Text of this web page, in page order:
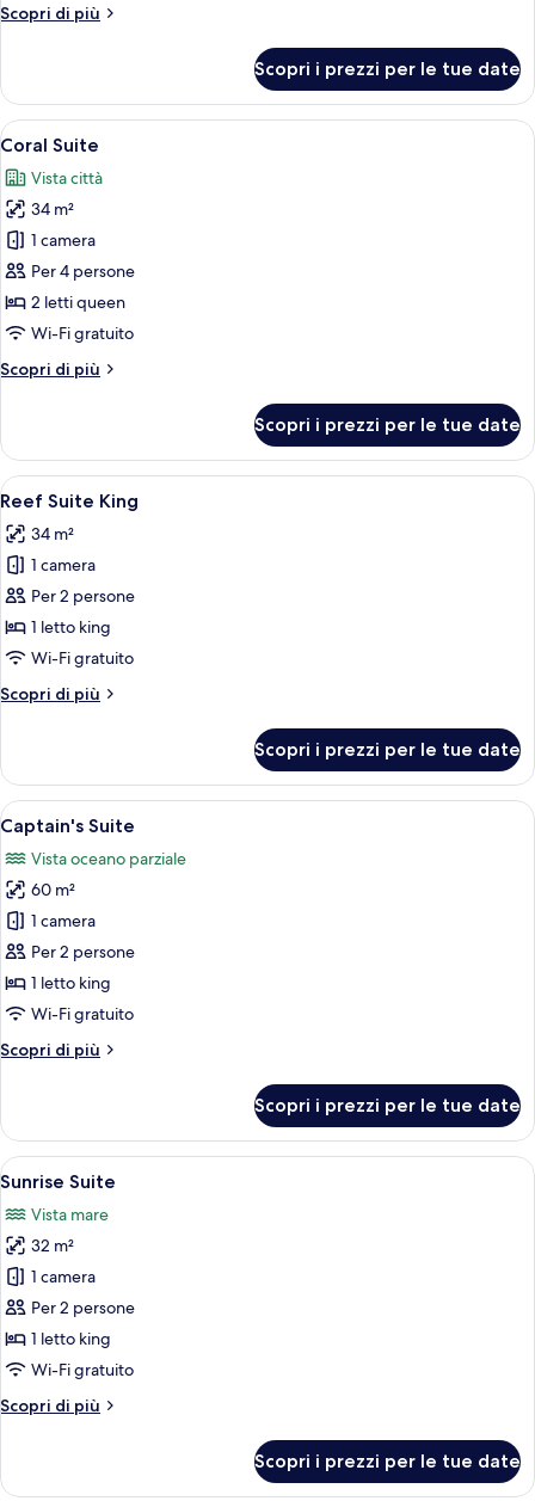
Scopri di più
Altri
Suite
King
Scopri i prezzi per le tue date
Apri
tutte
le
foto
per
Coral
Suite
Una camera d'albergo moderna
10
Coral Suite
Vista città
34 m²
1 camera
Per 4 persone
2 letti queen
Wi-Fi gratuito
Scopri di più
Altri
Suite
Scopri i prezzi per le tue date
Apri
tutte
le
foto
per
Reef
Suite
Una camera da letto moderna con
15
Reef Suite King
34 m²
1 camera
Per 2 persone
1 letto king
Wi-Fi gratuito
Scopri di più
Altri
Suite
King
Scopri i prezzi per le tue date
Apri
tutte
le
foto
per
Captain's
Suite
Una camera da letto moderna con
7
Captain's Suite
Vista oceano parziale
60 m²
1 camera
Per 2 persone
1 letto king
Wi-Fi gratuito
Scopri di più
Altri
Suite
Scopri i prezzi per le tue date
Apri
tutte
le
foto
per
Sunrise
Suite
Una camera da letto moderna con
13
Sunrise Suite
Vista mare
32 m²
1 camera
Per 2 persone
1 letto king
Wi-Fi gratuito
Scopri di più
Altri
Suite
Scopri i prezzi per le tue date